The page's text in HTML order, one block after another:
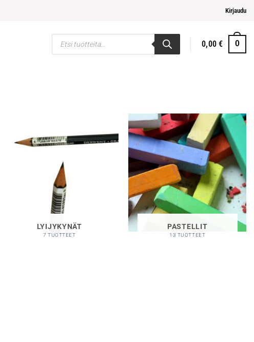
Kirjaudu
Products
search
0,00€ 0
LYIJYKYNÄT
7 TUOTTEET
PASTELLIT
13 TUOTTEET